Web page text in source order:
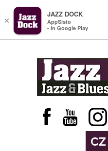
CZ
×
JAZZ DOCK
AppSisto
- In Google Play